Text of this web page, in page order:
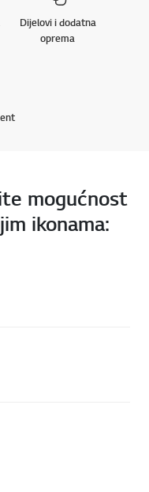
Dijelovi i dodatna
oprema
mogućnost
ikonama: